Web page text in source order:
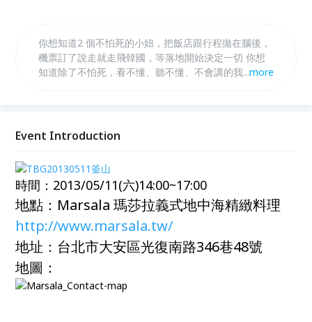
你想知道2 個不怕死的小妞，把飯店跟行程拋在腦後，
機票訂了說走就走飛韓國，等落地開始決定一切 你想
知道除了不怕死，看不懂、聽不懂、不會講的我們如何
...more
Event Introduction
時間：2013/05/11(六)14:00~17:00
地點：Marsala 瑪莎拉義式地中海精緻料理
http://www.marsala.tw/
地址：台北市大安區光復南路346巷48號
地圖：